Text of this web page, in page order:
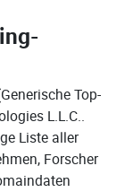
Top-
L.L.C..
Liste aller
Forscher